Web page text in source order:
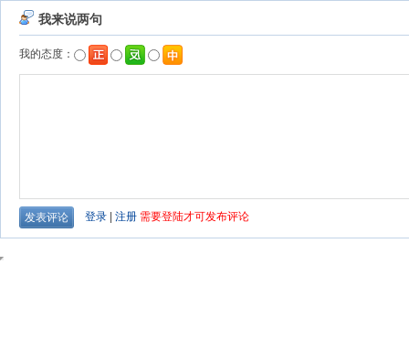
我来说两句
我的态度：
登录 注册 需要登陆才可发布评论